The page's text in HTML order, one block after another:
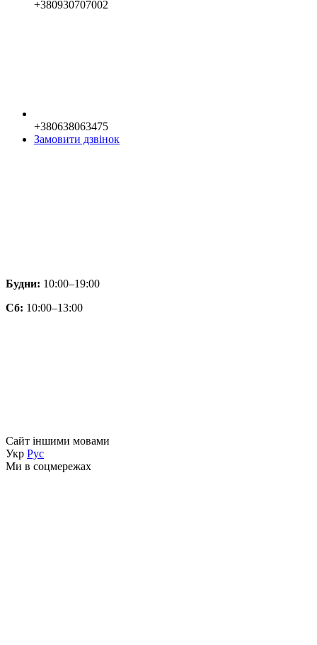
+380930707002
+380638063475
Замовити дзвінок
Будни: 10:00–19:00
Сб: 10:00–13:00
Сайт іншими мовами
Укр Рус
Ми в соцмережах